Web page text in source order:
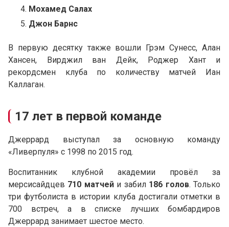
Мохамед Салах
Джон Барнс
В первую десятку также вошли Грэм Сунесс, Алан
Хансен, Вирджил ван Дейк, Роджер Хант и
рекордсмен клуба по количеству матчей Иан
Каллаган.
17 лет в первой команде
Джеррард выступал за основную команду
«Ливерпуля» с 1998 по 2015 год.
Воспитанник клубной академии провёл за
мерсисайдцев 710 матчейи забил 186 голов. Только
три футболиста в истории клуба достигали отметки в
700 встреч, а в списке лучших бомбардиров
Джеррард занимает шестое место.